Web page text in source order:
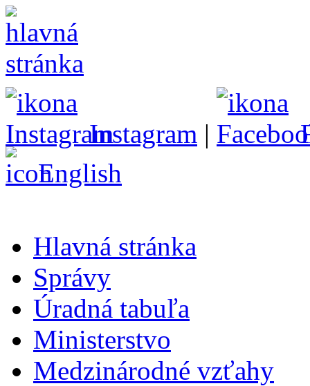
Instagram |
English
Hlavná stránka
Správy
Úradná tabuľa
Ministerstvo
Medzinárodné vzťahy